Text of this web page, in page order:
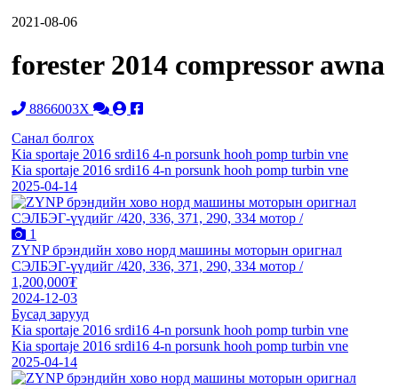
2021-08-06
forester 2014 compressor awna
8866003X
Санал болгох
Kia sportaje 2016 srdi16 4-n porsunk hooh pomp turbin vne
Kia sportaje 2016 srdi16 4-n porsunk hooh pomp turbin vne
2025-04-14
1
ZYNP брэндийн хово норд машины моторын оригнал
СЭЛБЭГ-үүдийг /420, 336, 371, 290, 334 мотор /
1,200,000₮
2024-12-03
Бусад зарууд
Kia sportaje 2016 srdi16 4-n porsunk hooh pomp turbin vne
Kia sportaje 2016 srdi16 4-n porsunk hooh pomp turbin vne
2025-04-14